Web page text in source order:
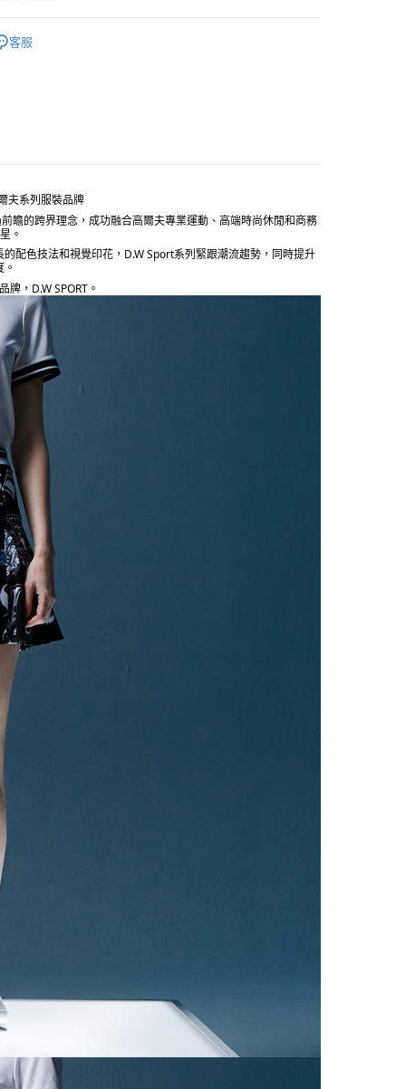
，滿NT$5,000(含以上)免運費
客服
夫系列服裝品牌
瞻的跨界理念，成功融合高爾夫專業運動、高端時尚休閒和商務
。
配色技法和視覺印花，D.W Sport系列緊跟潮流趨勢，同時提升
，D.W SPORT。